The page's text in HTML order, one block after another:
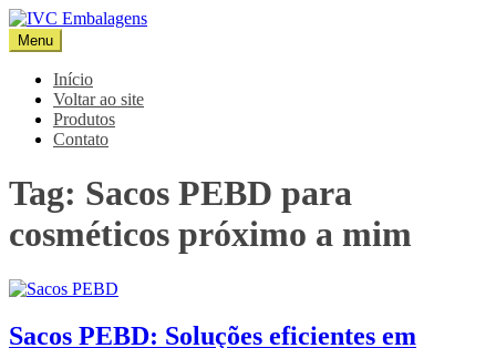
Pular
para
o
conteúdo
IVC Embalagens
Blog IVC
Menu
Início
Voltar ao site
Produtos
Contato
Tag: Sacos PEBD para
cosméticos próximo a mim
Sacos PEBD: Soluções eficientes em